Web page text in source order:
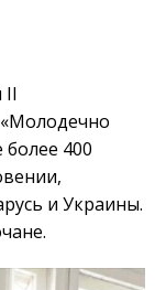
II
более 400
и Украины.